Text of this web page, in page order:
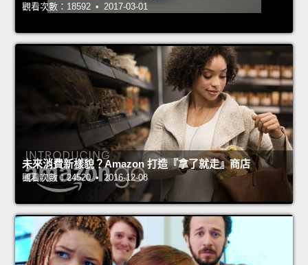
觀看次數：18592 • 2017-03-01
未來消費新樣貌？Amazon 打造『拿了就走』商店
觀看次數：24520 • 2016-12-08